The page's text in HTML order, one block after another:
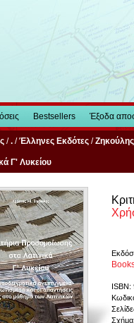
Bestsellers Έξοδα
/. /Έλληνες Εκδότες /
Γ' Λυκείου
ISBN: